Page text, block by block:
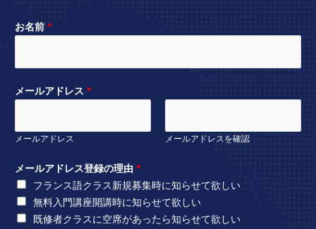
お名前 *
メールアドレス *
メールアドレス メールアドレスを確認
メールアドレス登録の理由 *
フランス語クラス新規募集時に知らせて欲しい
無料入門講座開講時に知らせて欲しい
既修者クラスに空席があったら知らせて欲しい